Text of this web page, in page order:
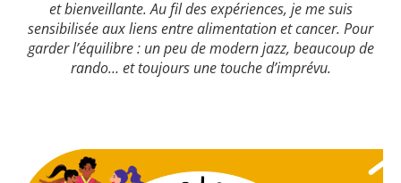
et bienveillante. Au fil des expériences, je me suis
sensibilisée aux liens entre alimentation et cancer. Pour
garder l’équilibre : un peu de modern jazz, beaucoup de
rando… et toujours une touche d’imprévu.